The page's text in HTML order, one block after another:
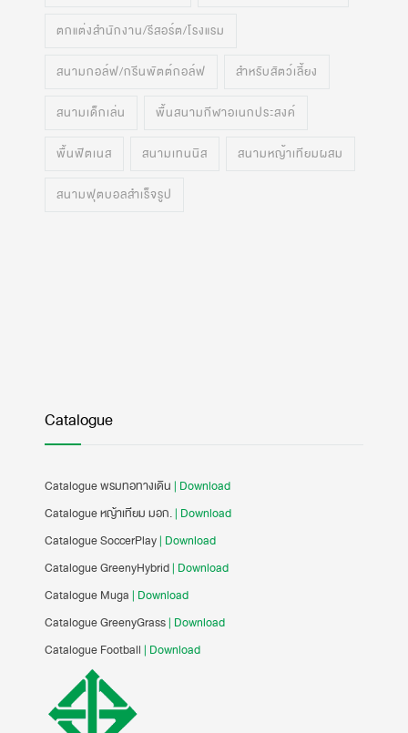
ตกแต่งสำนักงาน/รีสอร์ต/โรงแรม
สนามกอล์ฟ/กรีนพัตต์กอล์ฟ สำหรับสัตว์เลี้ยง
สนามเด็กเล่น พื้นสนามกีฬาอเนกประสงค์
พื้นฟิตเนส สนามเทนนิส สนามหญ้าเทียมผสม
สนามฟุตบอลสำเร็จรูป
Catalogue
Catalogue พรมทอทางเดิน | Download
Catalogue หญ้าเทียม มอก.| Download
Catalogue SoccerPlay| Download
Catalogue GreenyHybrid| Download
Catalogue Muga | Download
Catalogue GreenyGrass| Download
Catalogue Football | Download